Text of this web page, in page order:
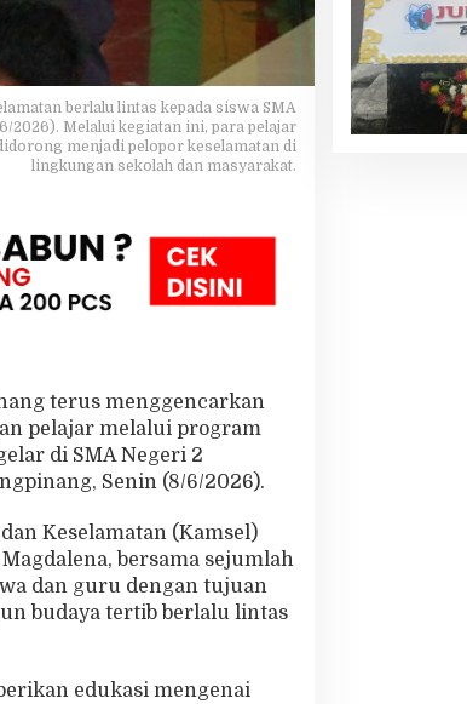
berlalu lintas kepada siswa SMA
2026). Melalui kegiatan ini, para pelajar
menjadi pelopor keselamatan di
lingkungan sekolah dan masyarakat.
terus menggencarkan
pelajar melalui program
di SMA Negeri 2
Senin (8/6/2026).
Keselamatan (Kamsel)
bersama sejumlah
dan guru dengan tujuan
budaya tertib berlalu lintas
edukasi mengenai